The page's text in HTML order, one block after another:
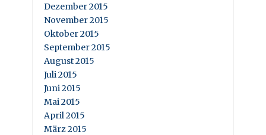
Dezember 2015
November 2015
Oktober 2015
September 2015
August 2015
Juli 2015
Juni 2015
Mai 2015
April 2015
März 2015